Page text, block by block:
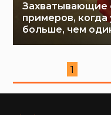
Захватывающие
примеров,
больше, чем
1